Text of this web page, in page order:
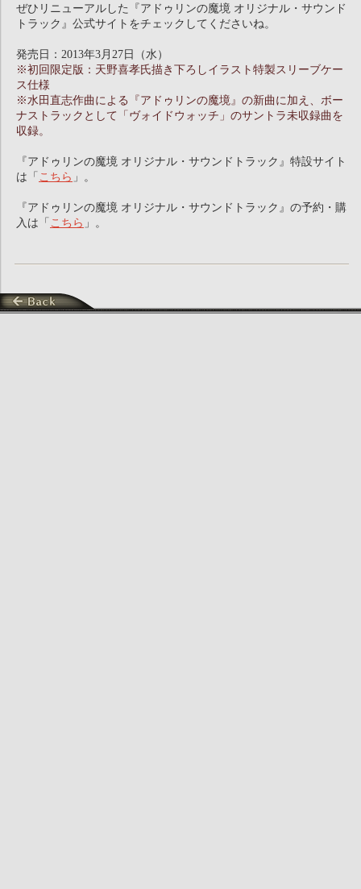
ぜひリニューアルした『アドゥリンの魔境 オリジナル・サウンド
トラック』公式サイトをチェックしてくださいね。
発売日：2013年3月27日（水）
※初回限定版：天野喜孝氏描き下ろしイラスト特製スリーブケー
ス仕様
※水田直志作曲による『アドゥリンの魔境』の新曲に加え、ボー
ナストラックとして「ヴォイドウォッチ」のサントラ未収録曲を
収録。
『アドゥリンの魔境 オリジナル・サウンドトラック』特設サイト
は「 こちら 」。
『アドゥリンの魔境 オリジナル・サウンドトラック』の予約・購
入は「 こちら 」。